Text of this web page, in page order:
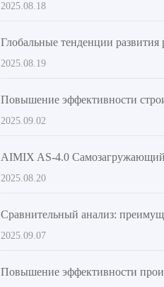
2025.08.18
2025.08.19
2025.09.02
2025.08.20
2025.09.07